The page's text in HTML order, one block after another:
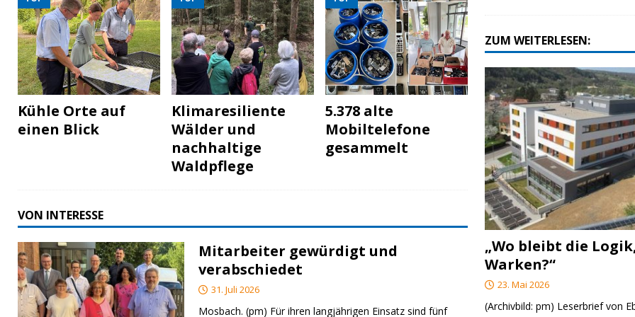
Kühle Orte auf
einen Blick
Klimaresiliente
Wälder und
nachhaltige
Waldpflege
5.378 alte
Mobiltelefone
gesammelt
VON INTERESSE
Mitarbeiter gewürdigt und
verabschiedet
31. Juli 2026
Mosbach. (pm) Für ihren langjährigen Einsatz sind fünf
ZUM WEITERLESEN:
„Wo bleibt die
Warken?“
23. Mai 2026
(Archivbild: pm) Leserbrief von